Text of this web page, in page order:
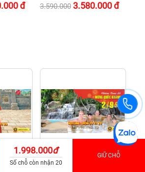
đ 3.590.000 3.580.000đ
Nội -
Tour Đà Nẵng đi Hà Nội -
1.998.000đ
Số chỗ còn nhận 20
GIỮ CHỖ